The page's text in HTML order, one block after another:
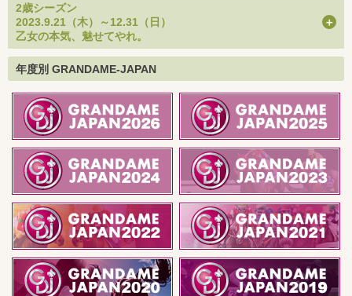
2歳シーズン
2023.9.21（木）～12.31（日）
乙女の本気、魅せてやれ。
年度別 GRANDAME-JAPAN